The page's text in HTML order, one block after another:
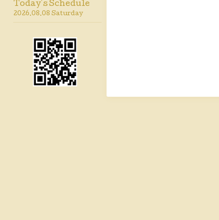
Today's Schedule
2026.08.08 Saturday